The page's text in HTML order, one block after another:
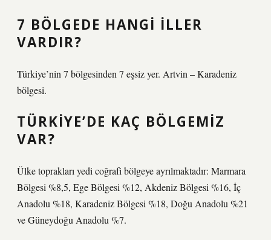
7 BÖLGEDE HANGI ILLER
VARDIR?
Türkiye’nin 7 bölgesinden 7 eşsiz yer. Artvin – Karadeniz
bölgesi.
TÜRKIYE’DE KAÇ BÖLGEMIZ
VAR?
Ülke toprakları yedi coğrafi bölgeye ayrılmaktadır: Marmara
Bölgesi %8,5, Ege Bölgesi %12, Akdeniz Bölgesi %16, İç
Anadolu %18, Karadeniz Bölgesi %18, Doğu Anadolu %21
ve Güneydoğu Anadolu %7.